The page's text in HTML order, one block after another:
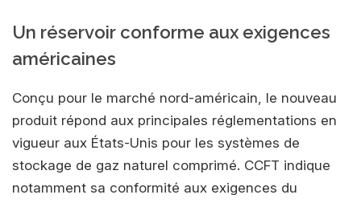
Un réservoir conforme aux exigences
américaines
Conçu pour le marché nord-américain, le nouveau
produit répond aux principales réglementations en
vigueur aux États-Unis pour les systèmes de
stockage de gaz naturel comprimé. CCFT indique
notamment sa conformité aux exigences du